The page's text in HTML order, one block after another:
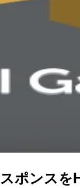
ポンス